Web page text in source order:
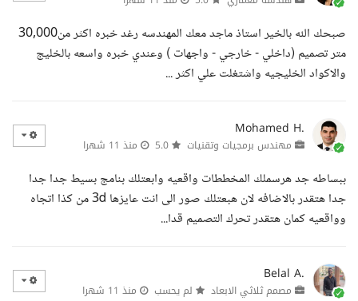
صبحك الله بالخير استاذ ماجد معك المهندسه رغد خبره اكثر من30,000
متر تصميم (داخلي - خارجي - واجهات ) وعندي خبره واسعه بالخليج
والاكواد الخليجيه واشتغلت علي اكثر ...
Mohamed H.
مهندس برمجيات وتقنيات منذ 11 شهرا
ببساطه جد هرسملك المخططات واقعيه وابعتلك بنامج بسيط جدا جدا
جدا هتقدر بالاضافه لان هبعتلك صور الى انت عايزها 3d من كذا اتجاه
وواقعيه كمان هتقدر تحرك التصميم قدا...
Belal A.
مصمم ثلاثي الابعاد لم يحسب منذ 11 شهرا